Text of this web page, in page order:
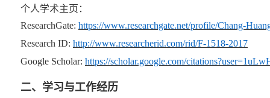
个人学术主页：
ResearchGate: https://www.researchgate.net/profile/Chang-
Research ID: http://www.researcherid.com/rid/F-1518-2017
Google Scholar: https://scholar.google.com/
二、学习与工作经历